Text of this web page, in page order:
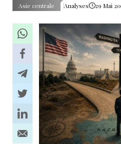
Asie centrale Analyses 29 Mai